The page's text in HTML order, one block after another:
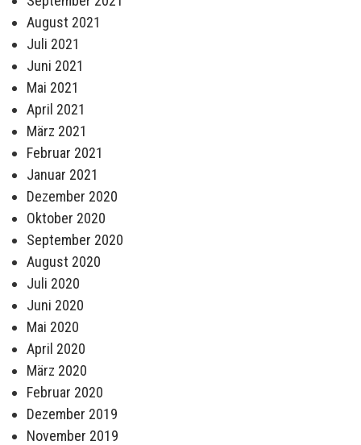
August 2021
Juli 2021
Juni 2021
Mai 2021
April 2021
März 2021
Februar 2021
Januar 2021
Dezember 2020
Oktober 2020
September 2020
August 2020
Juli 2020
Juni 2020
Mai 2020
April 2020
März 2020
Februar 2020
Dezember 2019
November 2019